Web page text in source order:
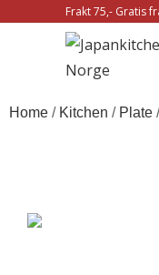
Frakt 75,- Gratis
Home / Kitchen / Plate